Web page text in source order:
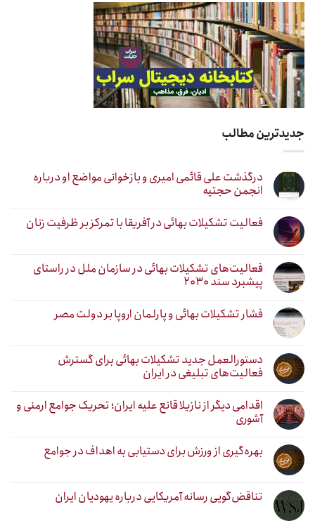
جدیدترین مطالب
درگذشت علی قائمی امیری و بازخوانی مواضع او درباره
انجمن حجتیه
فعالیت تشکیلات بهائی در آفریقا با تمرکز بر ظرفیت زنان
فعالیت‌های تشکیلات بهائی در سازمان ملل در راستای
پیشبرد سند ۲۰۳۰
فشار تشکیلات بهائی و پارلمان اروپا بر دولت مصر
دستورالعمل جدید تشکیلات بهائی برای گسترش
فعالیت‌های تبلیغی در ایران
اقدامی دیگر از نازیلا قانع علیه ایران؛ تحریک جوامع ارمنی و
آشوری
بهره‌گیری از ورزش برای دستیابی به اهداف در جوامع
تناقض‌گویی رسانه آمریکایی درباره یهودیان ایران